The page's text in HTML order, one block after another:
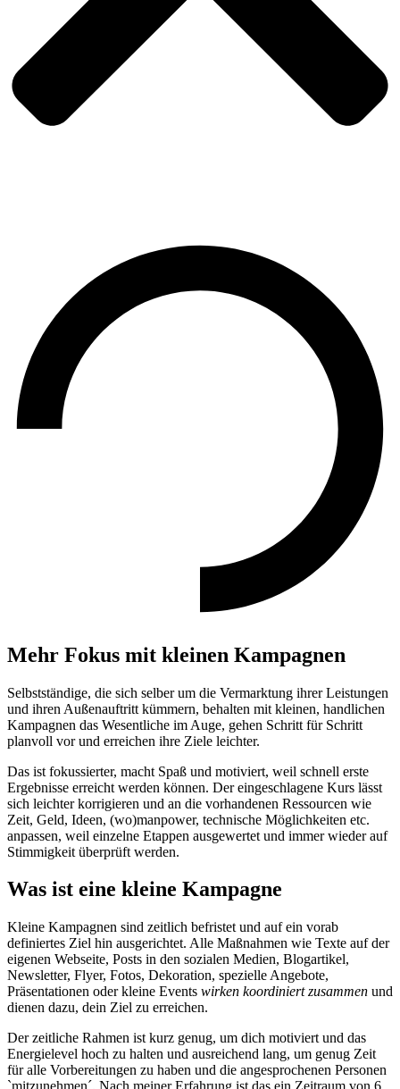
Mehr Fokus mit kleinen Kampagnen
Selbstständige, die sich selber um die Vermarktung ihrer Leistungen
und ihren Außenauftritt kümmern, behalten mit kleinen, handlichen
Kampagnen das Wesentliche im Auge, gehen Schritt für Schritt
planvoll vor und erreichen ihre Ziele leichter.
Das ist fokussierter, macht Spaß und motiviert, weil schnell erste
Ergebnisse erreicht werden können. Der eingeschlagene Kurs lässt
sich leichter korrigieren und an die vorhandenen Ressourcen wie
Zeit, Geld, Ideen, (wo)manpower, technische Möglichkeiten etc.
anpassen, weil einzelne Etappen ausgewertet und immer wieder auf
Stimmigkeit überprüft werden.
Was ist eine kleine Kampagne
Kleine Kampagnen sind zeitlich befristet und auf ein vorab
definiertes Ziel hin ausgerichtet. Alle Maßnahmen wie Texte auf der
eigenen Webseite, Posts in den sozialen Medien, Blogartikel,
Newsletter, Flyer, Fotos, Dekoration, spezielle Angebote,
Präsentationen oder kleine Events wirken koordiniert zusammen und
dienen dazu, dein Ziel zu erreichen.
Der zeitliche Rahmen ist kurz genug, um dich motiviert und das
Energielevel hoch zu halten und ausreichend lang, um genug Zeit
für alle Vorbereitungen zu haben und die angesprochenen Personen